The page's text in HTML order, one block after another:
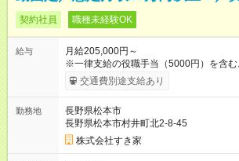
契約社員 職種未経験OK
給与
月給205,000円～
※一律支給の役職手当（5000円）を含
給。 ※深夜勤務手当は、残業時間等に
月収27万円以上 ※最大4回昇給のチャン
交通費別途支給あり
勤務地
長野県松本市
長野県松本市村井町北2-8-45
株式会社すき家